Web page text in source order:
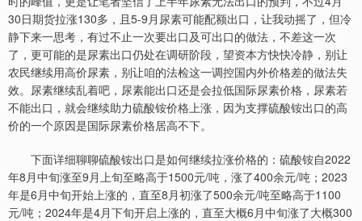
30日期货拉涨130多，且5-9月尿素可能配额出口，让我动摇了，但冷
静下来一思考，有过不止一次要出口及可出口的做法，不差这一次
了，更可能的是尿素出口仍处在调研阶段，望资本方快快冷静，别让
农民继续用高价尿素，别让咱的法检这一调控国内外价格差的做法失
效。尿素继续乱着吧，尿素能出口还是会拉低国际尿素价格，尿素若
不能出口，就会继续助力硫酸铵价格上涨，因为支撑硫酸铵出口的高
价的一个原因是国际尿素价格居高不下。
下面详细聊聊硫酸铵出口是如何继续拉涨价格的：硫酸铵自2022
年8月中旬涨至9月上旬至略高于1500元/吨，涨了400余元/吨；2023
年是6月中旬开始上涨的，直至8月初涨了500余元/吨至略高于1100
元/吨；2024年是4月下旬开启上涨的，直至大概6月中旬涨了大概300